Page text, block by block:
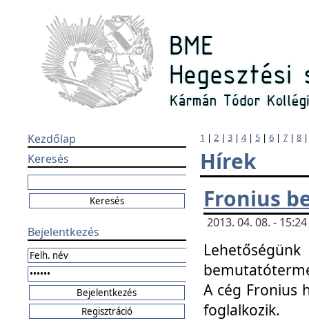
Kezdőlap
Keresés
Bejelentkezés
1 | 2 | 3 | 4| 5 | 6 | 7 | 8
Hírek
Fronius
2013. 04. 08. -
A cég Fronius
foglalkozik.